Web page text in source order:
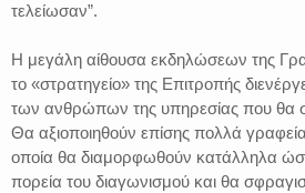
τελείωσαν”.
Η μεγάλη αίθουσα εκδηλώσεων της
το «στρατηγείο» της Επιτροπής
των ανθρώπων της υπηρεσίας που θα
Θα αξιοποιηθούν επίσης πολλά
οποία θα διαμορφωθούν κατάλληλα
πορεία του διαγωνισμού και θα